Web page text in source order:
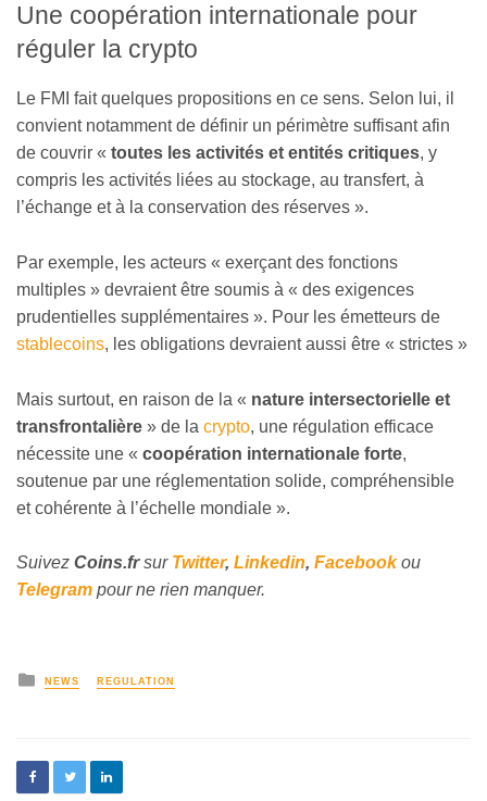
Une coopération internationale pour
réguler la crypto
Le FMI fait quelques propositions en ce sens. Selon lui, il
convient notamment de définir un périmètre suffisant afin
de couvrir « toutes les activités et entités critiques, y
compris les activités liées au stockage, au transfert, à
l’échange et à la conservation des réserves ».
Par exemple, les acteurs « exerçant des fonctions
multiples » devraient être soumis à « des exigences
prudentielles supplémentaires ». Pour les émetteurs de
stablecoins, les obligations devraient aussi être « strictes »
Mais surtout, en raison de la « nature intersectorielle et
transfrontalière » de la crypto, une régulation efficace
nécessite une « coopération internationale forte,
soutenue par une réglementation solide, compréhensible
et cohérente à l’échelle mondiale ».
Suivez Coins.frsur Twitter, Linkedin, Facebookou
Telegram pour ne rien manquer.
NEWS REGULATION